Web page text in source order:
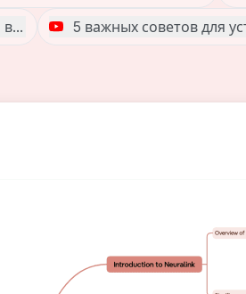
выполните 4 тренировки
5 важных советов для